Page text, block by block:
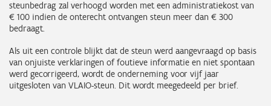
steunbedrag zal verhoogd worden met een administratiekost van
€ 100 indien de onterecht ontvangen steun meer dan € 300
bedraagt.
Als uit een controle blijkt dat de steun werd aangevraagd op basis
van onjuiste verklaringen of foutieve informatie en niet spontaan
werd gecorrigeerd, wordt de onderneming voor vijf jaar
uitgesloten van VLAIO-steun. Dit wordt meegedeeld per brief.